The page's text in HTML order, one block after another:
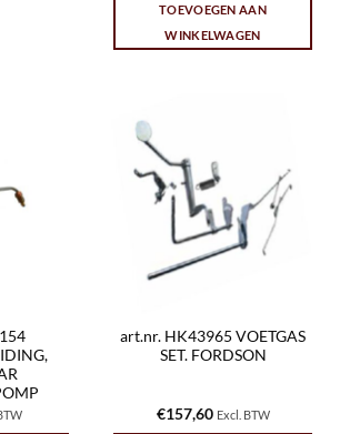
TOEVOEGEN AAN
WINKELWAGEN
art.nr. HK43965 VOETGAS
SET. FORDSON
€157,60 Excl. BTW